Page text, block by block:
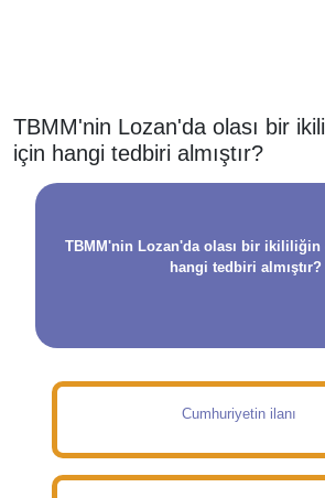
TBMM'nin Lozan'da olası bir
için hangi tedbiri almıştır?
TBMM'nin Lozan'da olası bir
hangi tedbiri almıştır?
Cumhuriyetin ilanı